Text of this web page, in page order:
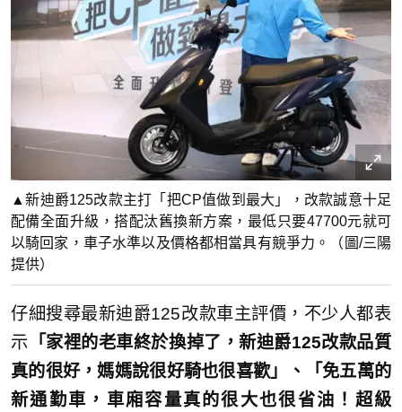
▲新迪爵125改款主打「把CP值做到最大」，改款誠意十足
配備全面升級，搭配汰舊換新方案，最低只要47700元就可
以騎回家，車子水準以及價格都相當具有競爭力。（圖/三陽
提供）
仔細搜尋最新迪爵125改款車主評價，不少人都表
示 「家裡的老車終於換掉了，新迪爵125改款品質
真的很好，媽媽說很好騎也很喜歡」、「免五萬的
新通勤車，車廂容量真的很大也很省油！超級